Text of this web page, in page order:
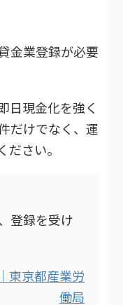
金業登録が必要
日現金化を強く
だけでなく、運
さい。
登録を受け
東京都産業労
働局